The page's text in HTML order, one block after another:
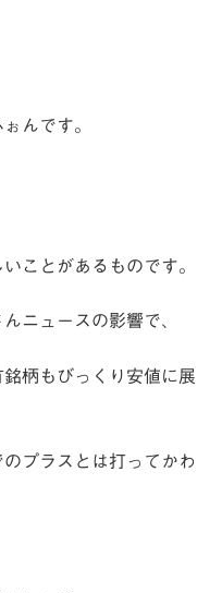
んです。
ことがあるものです。
ニュースの影響で、
柄もびっくり安値に展
プラスとは打ってかわ